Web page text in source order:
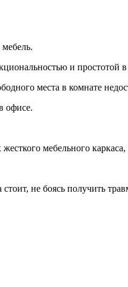
и простотой
места в комнате
офисе.
мебельного
не боясь получить